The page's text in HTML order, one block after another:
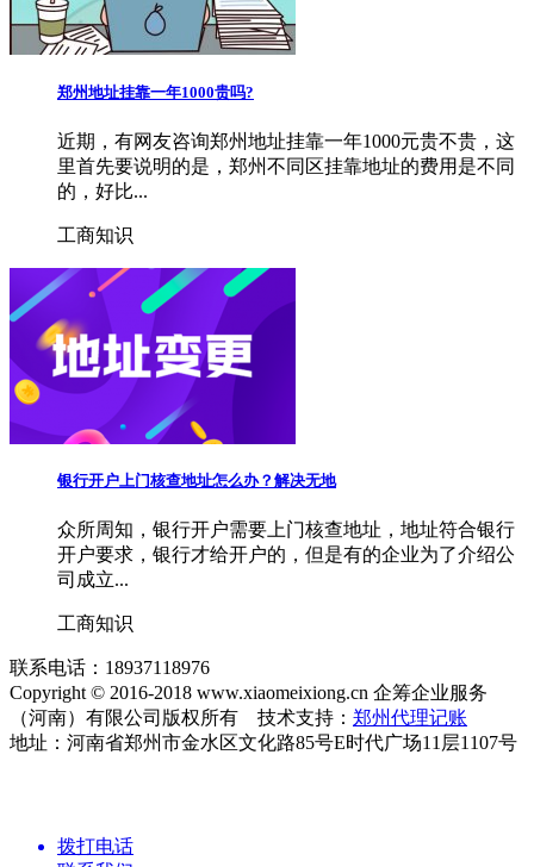
郑州地址挂靠一年1000贵吗?
近期，有网友咨询郑州地址挂靠一年1000元贵不贵，这
里首先要说明的是，郑州不同区挂靠地址的费用是不同
的，好比...
工商知识
银行开户上门核查地址怎么办？解决无地
众所周知，银行开户需要上门核查地址，地址符合银行
开户要求，银行才给开户的，但是有的企业为了介绍公
司成立...
工商知识
联系电话：18937118976
Copyright © 2016-2018 www.xiaomeixiong.cn 企筹企业服务
（河南）有限公司版权所有 技术支持： 郑州代理记账
地址：河南省郑州市金水区文化路85号E时代广场11层1107号
拨打电话